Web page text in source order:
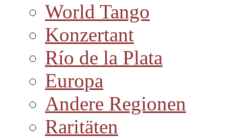
World Tango
Konzertant
Río de la Plata
Europa
Andere Regionen
Raritäten